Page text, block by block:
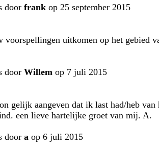
door frank op 25 september 2015
voorspellingen uitkomen op het gebied
door Willem op 7 juli 2015
gelijk aangeven dat ik last had/heb
een lieve hartelijke groet van mij. A.
door a op 6 juli 2015